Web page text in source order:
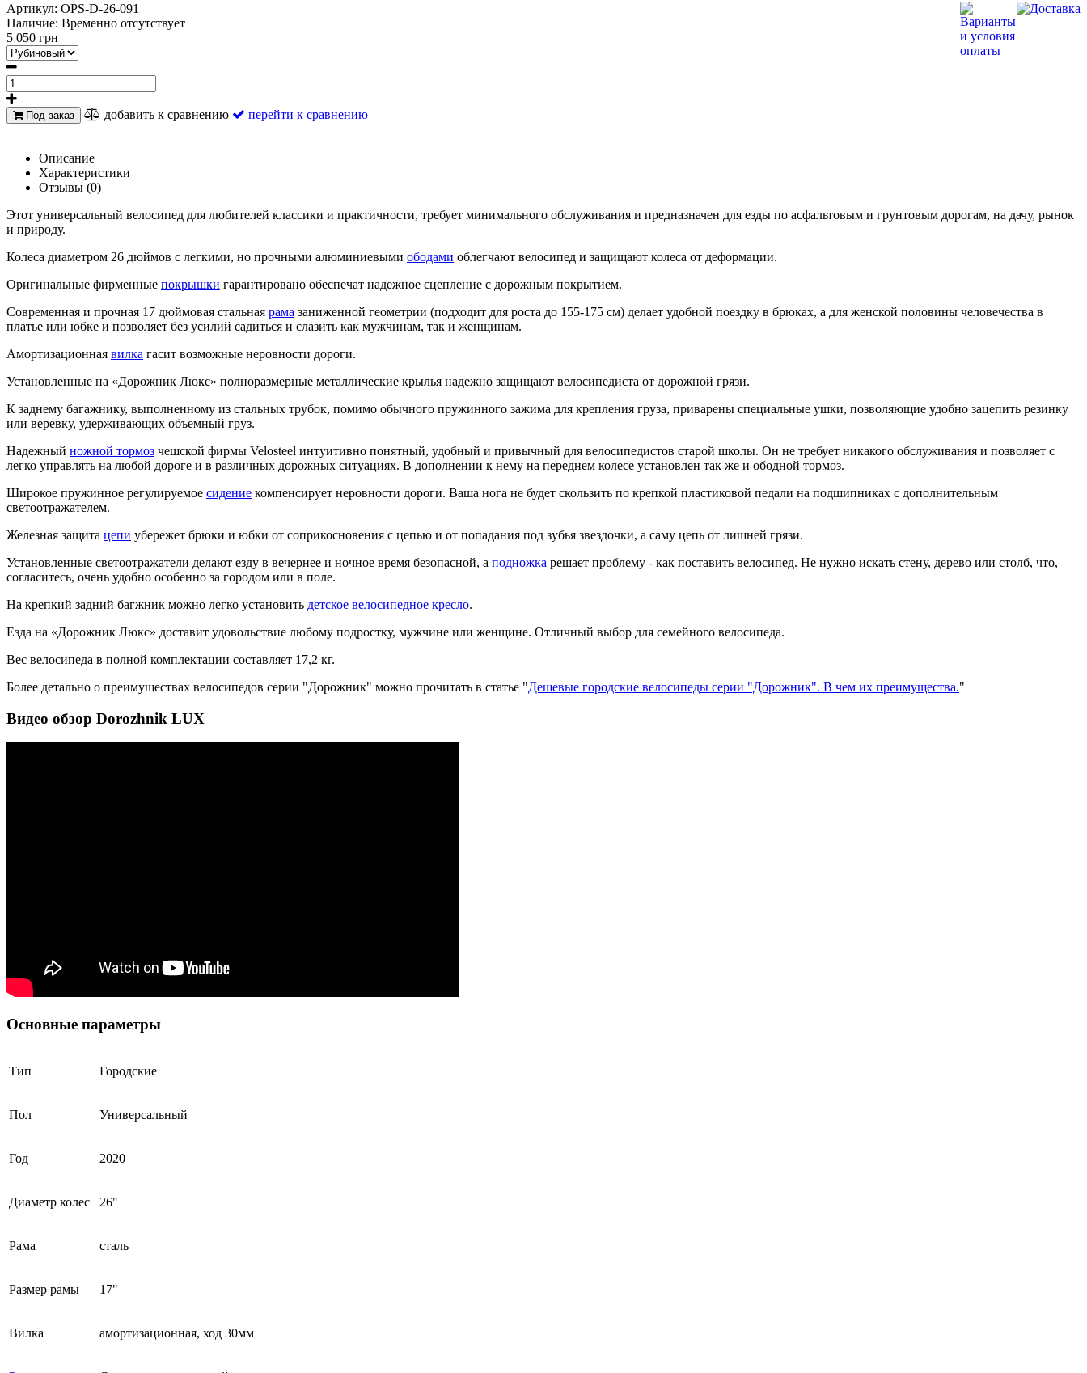
Артикул: OPS-D-26-091
Наличие: Временно отсутствует
5 050 грн
Под заказ добавить к сравнению перейти к сравнению
Описание
Характеристики
Отзывы (0)
Этот универсальный велосипед для любителей классики и практичности, требует минимального обслуживания и предназначен для езды по асфальтовым и грунтовым дорогам, на дачу, рынок
и природу.
Колеса диаметром 26 дюймов с легкими, но прочными алюминиевыми ободами облегчают велосипед и защищают колеса от деформации.
Оригинальные фирменные покрышки гарантировано обеспечат надежное сцепление с дорожным покрытием.
Современная и прочная 17 дюймовая стальная рама заниженной геометрии (подходит для роста до 155-175 см) делает удобной поездку в брюках, а для женской половины человечества в
платье или юбке и позволяет без усилий садиться и слазить как мужчинам, так и женщинам.
Амортизационная вилка гасит возможные неровности дороги.
Установленные на «Дорожник Люкс» полноразмерные металлические крылья надежно защищают велосипедиста от дорожной грязи.
К заднему багажнику, выполненному из стальных трубок, помимо обычного пружинного зажима для крепления груза, приварены специальные ушки, позволяющие удобно зацепить резинку
или веревку, удерживающих объемный груз.
Надежный ножной тормоз чешской фирмы Velosteel интуитивно понятный, удобный и привычный для велосипедистов старой школы. Он не требует никакого обслуживания и позволяет с
легко управлять на любой дороге и в различных дорожных ситуациях. В дополнении к нему на переднем колесе установлен так же и ободной тормоз.
Широкое пружинное регулируемое сидение компенсирует неровности дороги. Ваша нога не будет скользить по крепкой пластиковой педали на подшипниках с дополнительным
светоотражателем.
Железная защита цепи убережет брюки и юбки от соприкосновения с цепью и от попадания под зубья звездочки, а саму цепь от лишней грязи.
Установленные светоотражатели делают езду в вечернее и ночное время безопасной, а подножка решает проблему - как поставить велосипед. Не нужно искать стену, дерево или столб, что,
согласитесь, очень удобно особенно за городом или в поле.
На крепкий задний багжник можно легко установить детское велосипедное кресло.
Езда на «Дорожник Люкс» доставит удовольствие любому подростку, мужчине или женщине. Отличный выбор для семейного велосипеда.
Вес велосипеда в полной комплектации составляет 17,2 кг.
Более детально о преимуществах велосипедов серии "Дорожник" можно прочитать в статье "Дешевые городские велосипеды серии "Дорожник". В чем их преимущества."
Видео обзор Dorozhnik LUX
Основные параметры
Тип Городские
Пол Универсальный
Год 2020
Диаметр колес 26"
Рама сталь
Размер рамы 17"
Вилка амортизационная, ход 30мм